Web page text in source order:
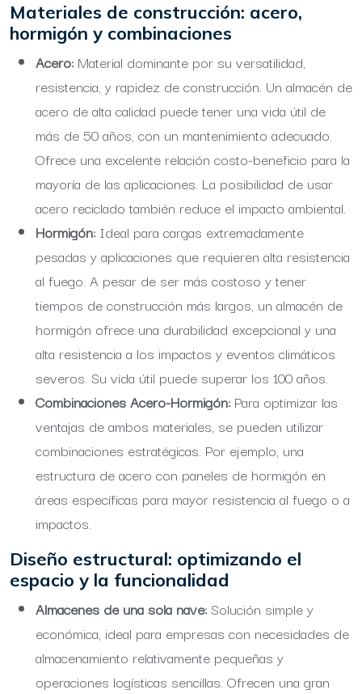
Materiales de construcción: acero,
hormigón y combinaciones
Acero: Material dominante por su versatilidad,
resistencia, y rapidez de construcción. Un almacén de
acero de alta calidad puede tener una vida útil de
más de 50 años, con un mantenimiento adecuado.
Ofrece una excelente relación costo-beneficio para la
mayoría de las aplicaciones. La posibilidad de usar
acero reciclado también reduce el impacto ambiental.
Hormigón: Ideal para cargas extremadamente
pesadas y aplicaciones que requieren alta resistencia
al fuego. A pesar de ser más costoso y tener
tiempos de construcción más largos, un almacén de
hormigón ofrece una durabilidad excepcional y una
alta resistencia a los impactos y eventos climáticos
severos. Su vida útil puede superar los 100 años.
Combinaciones Acero-Hormigón: Para optimizar las
ventajas de ambos materiales, se pueden utilizar
combinaciones estratégicas. Por ejemplo, una
estructura de acero con paneles de hormigón en
áreas específicas para mayor resistencia al fuego o a
impactos.
Diseño estructural: optimizando el
espacio y la funcionalidad
Almacenes de una sola nave:Solución simple y
económica, ideal para empresas con necesidades de
almacenamiento relativamente pequeñas y
operaciones logísticas sencillas. Ofrecen una gran